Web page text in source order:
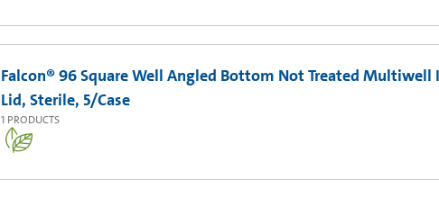
Falcon® 96 Square Well Angled Bottom Not Treated
Lid, Sterile, 5/Case
1 PRODUCTS